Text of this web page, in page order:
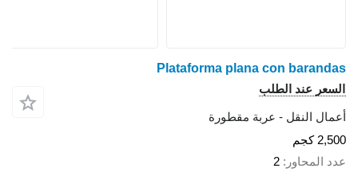
Plataforma plana con barandas
السعر عند الطلب
أعمال النقل - عربة مقطورة
2,500 كجم
عدد المحاور
2